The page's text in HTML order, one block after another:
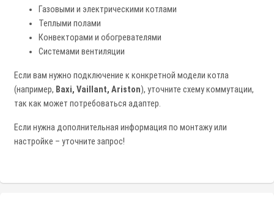
Газовыми и электрическими котлами
Теплыми полами
Конвекторами и обогревателями
Системами вентиляции
Если вам нужно подключение к конкретной модели котла
(например, Baxi, Vaillant, Ariston), уточните схему коммутации,
так как может потребоваться адаптер.
Если нужна дополнительная информация по монтажу или
настройке – уточните запрос!